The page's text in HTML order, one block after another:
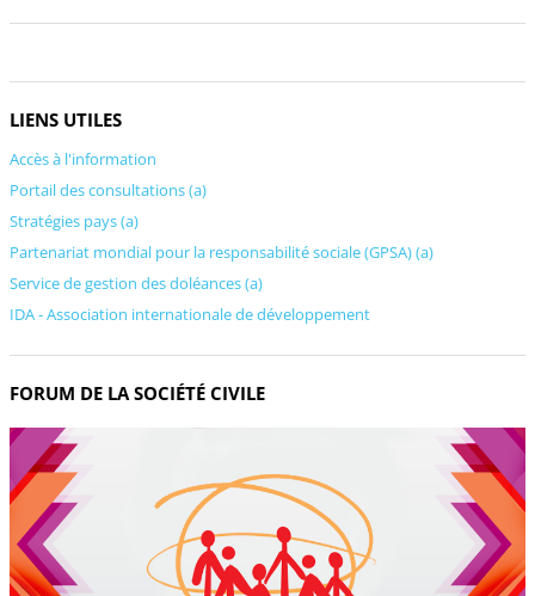
LIENS UTILES
Accès à l'information
Portail des consultations (a)
Stratégies pays (a)
Partenariat mondial pour la responsabilité sociale (GPSA) (a)
Service de gestion des doléances (a)
IDA - Association internationale de développement
FORUM DE LA SOCIÉTÉ CIVILE